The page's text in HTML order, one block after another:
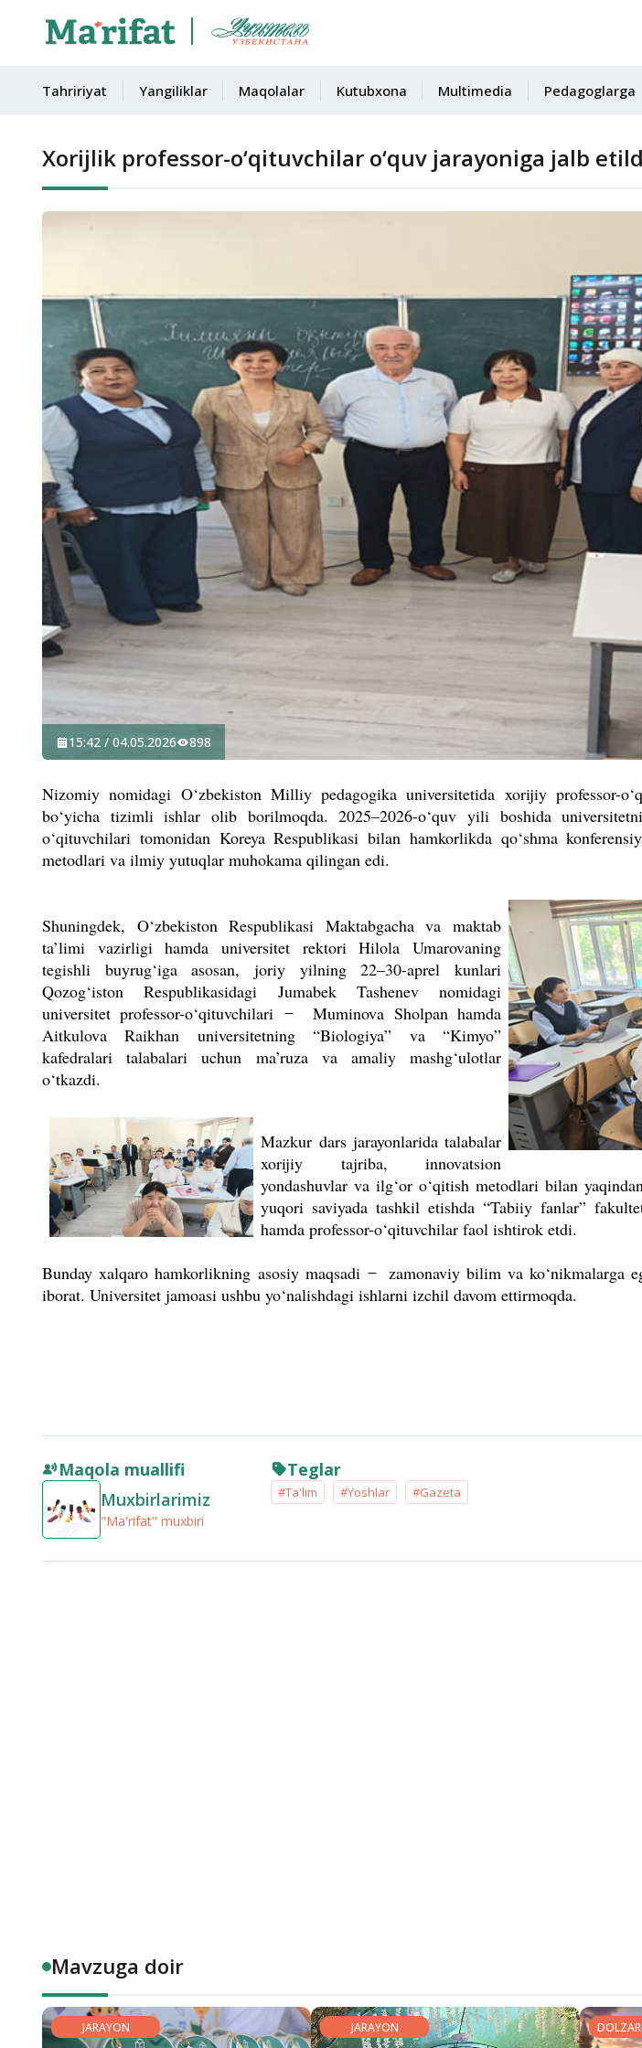
Tahririyat Yangiliklar Maqolalar Kutubxona Multimedia Pedagoglarga
Xorijlik professor-o‘qituvchilar o‘quv jarayoniga jalb
15:42 / 04.05.2026 898
Nizomiy nomidagi O‘zbekiston Milliy pedagogika universitetida xorijiy professor-
bo‘yicha tizimli ishlar olib borilmoqda. 2025–2026-o‘quv yili boshida
o‘qituvchilari tomonidan Koreya Respublikasi bilan hamkorlikda qo‘shma
metodlari va ilmiy yutuqlar muhokama qilingan edi.
Shuningdek, O‘zbekiston Respublikasi Maktabgacha va maktab
ta’limi vazirligi hamda universitet rektori Hilola Umarovaning
tegishli buyrug‘iga asosan, joriy yilning 22–30-aprel kunlari
Qozog‘iston Respublikasidagi Jumabek Tashenev nomidagi
universitet professor-o‘qituvchilari ̶ Muminova Sholpan hamda
Aitkulova Raikhan universitetning “Biologiya” va “Kimyo”
kafedralari talabalari uchun ma’ruza va amaliy mashg‘ulotlar
o‘tkazdi.
Mazkur dars jarayonlarida talabalar
xorijiy tajriba, innovatsion
yondashuvlar va ilg‘or o‘qitish metodlari bilan
yuqori saviyada tashkil etishda “Tabiiy fanlar”
hamda professor-o‘qituvchilar faol ishtirok etdi.
Bunday xalqaro hamkorlikning asosiy maqsadi ̶ zamonaviy bilim va ko‘nikmalarga
iborat. Universitet jamoasi ushbu yo‘nalishdagi ishlarni izchil davom ettirmoqda.
Maqola muallifi
Muxbirlarimiz
"Ma'rifat" muxbiri
Teglar
#Ta'lim #Yoshlar #Gazeta
Mavzuga doir
JARAYON JARAYON